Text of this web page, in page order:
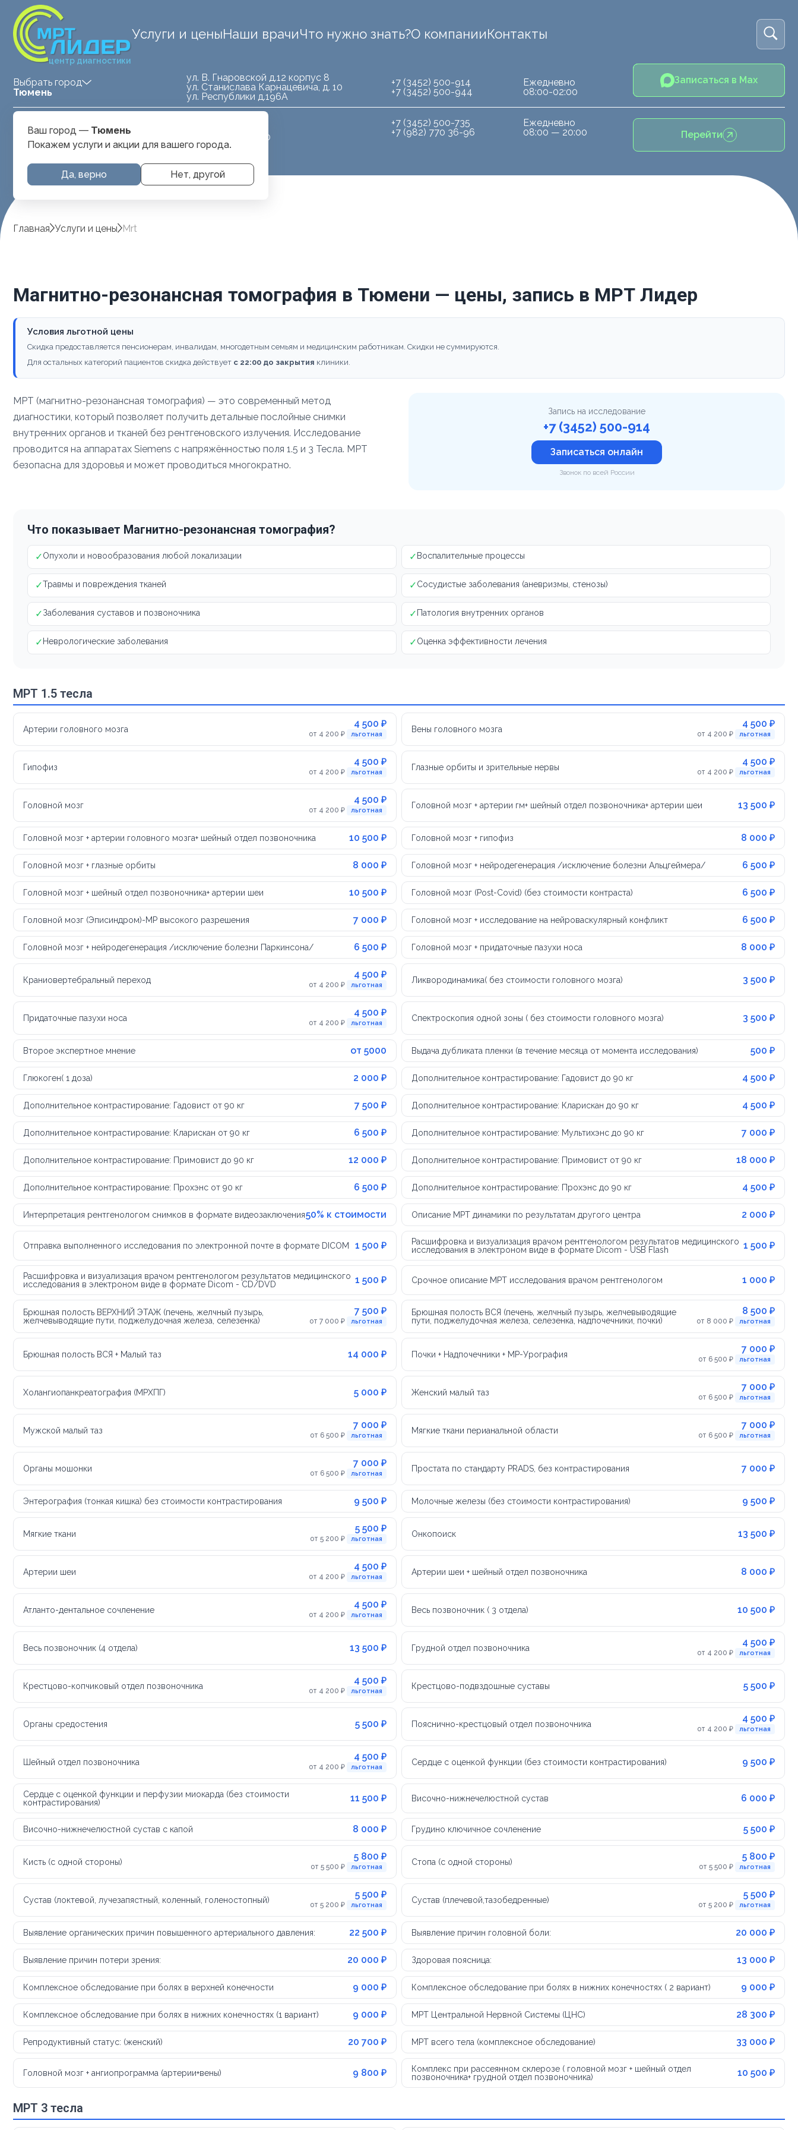
центр диагностики
Услуги и ценыНаши врачиЧто нужно знать?О компанииКонтакты
Выбрать город
Тюмень
Тюмень
ул. В. Гнаровской д.12 корпус 8
ул. Станислава Карнацевича, д. 10
ул. Республики д.196А
Карнацевича, д. 10
+7 (3452) 500-914
+7 (3452) 500-944
+7 (3452) 500-735
+7 (982) 770 36-96
Ежедневно
08:00-02:00
Ежедневно
08:00 — 20:00
Записаться в Max
Перейти
Ваш город — Тюмень
Покажем услуги и акции для вашего города.
Да, верно Нет, другой
Главная Услуги и цены Mrt
Магнитно-резонансная томография в Тюмени — цены, запись в МРТ Лидер
Условия льготной цены
Скидка предоставляется пенсионерам, инвалидам, многодетным семьям и медицинским работникам. Скидки не суммируются.
Для остальных категорий пациентов скидка действует с 22:00 до закрытия клиники.
МРТ (магнитно-резонансная томография) — это современный метод
диагностики, который позволяет получить детальные послойные снимки
внутренних органов и тканей без рентгеновского излучения. Исследование
проводится на аппаратах Siemens с напряжённостью поля 1.5 и 3 Тесла. МРТ
безопасна для здоровья и может проводиться многократно.
Запись на исследование
+7 (3452) 500-914
Записаться онлайн
Звонок по всей России
Что показывает Магнитно-резонансная томография?
✓Опухоли и новообразования любой локализации ✓ Воспалительные процессы
✓Травмы и повреждения тканей ✓Сосудистые заболевания (аневризмы, стенозы)
✓Заболевания суставов и позвоночника ✓ Патология внутренних органов
✓ Неврологические заболевания ✓Оценка эффективности лечения
МРТ 1.5 тесла
Артерии головного мозга 4 500 ₽
от 4 200 ₽ льготная
Вены головного мозга 4 500 ₽
от 4 200 ₽ льготная
Гипофиз 4 500 ₽
от 4 200 ₽ льготная
Глазные орбиты и зрительные нервы 4 500 ₽
от 4 200 ₽ льготная
Головной мозг 4 500 ₽
от 4 200 ₽ льготная
Головной мозг + артерии гм+ шейный отдел позвоночника+ артерии шеи 13 500 ₽
Головной мозг + артерии головного мозга+ шейный отдел позвоночника 10 500 ₽ Головной мозг + гипофиз 8 000 ₽
Головной мозг + глазные орбиты 8 000 ₽ Головной мозг + нейродегенерация /исключение болезни Альцгеймера/ 6 500 ₽
Головной мозг + шейный отдел позвоночника+ артерии шеи 10 500 ₽ Головной мозг (Post-Covid) (без стоимости контраста) 6 500 ₽
Головной мозг (Эписиндром)-МР высокого разрешения 7 000 ₽ Головной мозг + исследование на нейроваскулярный конфликт 6 500 ₽
Головной мозг + нейродегенерация /исключение болезни Паркинсона/ 6 500 ₽ Головной мозг + придаточные пазухи носа 8 000 ₽
Краниовертебральный переход 4 500 ₽
от 4 200 ₽ льготная
Ликвородинамика( без стоимости головного мозга) 3 500 ₽
Придаточные пазухи носа 4 500 ₽
от 4 200 ₽ льготная
Спектроскопия одной зоны ( без стоимости головного мозга) 3 500 ₽
Второе экспертное мнение от 5000 Выдача дубликата пленки (в течение месяца от момента исследования) 500 ₽
Глюкоген( 1 доза) 2 000 ₽ Дополнительное контрастирование: Гадовист до 90 кг 4 500 ₽
Дополнительное контрастирование: Гадовист от 90 кг 7 500 ₽ Дополнительное контрастирование: Кларискан до 90 кг 4 500 ₽
Дополнительное контрастирование: Кларискан от 90 кг 6 500 ₽ Дополнительное контрастирование: Мультихэнс до 90 кг 7 000 ₽
Дополнительное контрастирование: Примовист до 90 кг 12 000 ₽ Дополнительное контрастирование: Примовист от 90 кг 18 000 ₽
Дополнительное контрастирование: Прохэнс от 90 кг 6 500 ₽ Дополнительное контрастирование: Прохэнс до 90 кг 4 500 ₽
Интерпретация рентгенологом снимков в формате видеозаключения50% к стоимости Описание МРТ динамики по результатам другого центра 2 000 ₽
Отправка выполненного исследования по электронной почте в формате DICOM 1 500 ₽
Расшифровка и визуализация врачом рентгенологом результатов медицинского
исследования в электроном виде в формате Dicom - USB Flash
1 500 ₽
Расшифровка и визуализация врачом рентгенологом результатов медицинского
исследования в электроном виде в формате Dicom - CD/DVD
1 500 ₽ Срочное описание МРТ исследования врачом рентгенологом 1 000 ₽
Брюшная полость ВЕРХНИЙ ЭТАЖ (печень, желчный пузырь,
желчевыводящие пути, поджелудочная железа, селезенка)
7 500 ₽
от 7 000 ₽ льготная
Брюшная полость ВСЯ (печень, желчный пузырь, желчевыводящие
пути, поджелудочная железа, селезенка, надпочечники, почки)
8 500 ₽
от 8 000 ₽ льготная
Брюшная полость ВСЯ + Малый таз 14 000 ₽ Почки + Надпочечники + МР-Урография 7 000 ₽
от 6 500 ₽ льготная
Холангиопанкреатография (МРХПГ) 5 000 ₽ Женский малый таз 7 000 ₽
от 6 500 ₽ льготная
Мужской малый таз 7 000 ₽
от 6 500 ₽ льготная
Мягкие ткани перианальной области 7 000 ₽
от 6 500 ₽ льготная
Органы мошонки 7 000 ₽
от 6 500 ₽ льготная
Простата по стандарту PRADS, без контрастирования 7 000 ₽
Энтерография (тонкая кишка) без стоимости контрастирования 9 500 ₽ Молочные железы (без стоимости контрастирования) 9 500 ₽
Мягкие ткани 5 500 ₽
от 5 200 ₽ льготная
Онкопоиск 13 500 ₽
Артерии шеи 4 500 ₽
от 4 200 ₽ льготная
Артерии шеи + шейный отдел позвоночника 8 000 ₽
Атланто-дентальное сочленение 4 500 ₽
от 4 200 ₽ льготная
Весь позвоночник ( 3 отдела) 10 500 ₽
Весь позвоночник (4 отдела) 13 500 ₽ Грудной отдел позвоночника 4 500 ₽
от 4 200 ₽ льготная
Крестцово-копчиковый отдел позвоночника 4 500 ₽
от 4 200 ₽ льготная
Крестцово-подвздошные суставы 5 500 ₽
Органы средостения 5 500 ₽ Пояснично-крестцовый отдел позвоночника 4 500 ₽
от 4 200 ₽ льготная
Шейный отдел позвоночника 4 500 ₽
от 4 200 ₽ льготная
Сердце с оценкой функции (без стоимости контрастирования) 9 500 ₽
Сердце с оценкой функции и перфузии миокарда (без стоимости
контрастирования)
11 500 ₽ Височно-нижнечелюстной сустав 6 000 ₽
Височно-нижнечелюстной сустав с капой 8 000 ₽ Грудино ключичное сочленение 5 500 ₽
Кисть (с одной стороны) 5 800 ₽
от 5 500 ₽ льготная
Стопа (с одной стороны) 5 800 ₽
от 5 500 ₽ льготная
Сустав (локтевой, лучезапястный, коленный, голеностопный) 5 500 ₽
от 5 200 ₽ льготная
Сустав (плечевой,тазобедренные) 5 500 ₽
от 5 200 ₽ льготная
Выявление органических причин повышенного артериального давления: 22 500 ₽ Выявление причин головной боли: 20 000 ₽
Выявление причин потери зрения: 20 000 ₽ Здоровая поясница: 13 000 ₽
Комплексное обследование при болях в верхней конечности 9 000 ₽ Комплексное обследование при болях в нижних конечностях ( 2 вариант) 9 000 ₽
Комплексное обследование при болях в нижних конечностях (1 вариант) 9 000 ₽ МРТ Центральной Нервной Системы (ЦНС) 28 300 ₽
Репродуктивный статус: (женский) 20 700 ₽ МРТ всего тела (комплексное обследование) 33 000 ₽
Головной мозг + ангиопрограмма (артерии+вены) 9 800 ₽
Комплекс при рассеянном склерозе ( головной мозг + шейный отдел
позвоночника+ грудной отдел позвоночника)
10 500 ₽
МРТ 3 тесла